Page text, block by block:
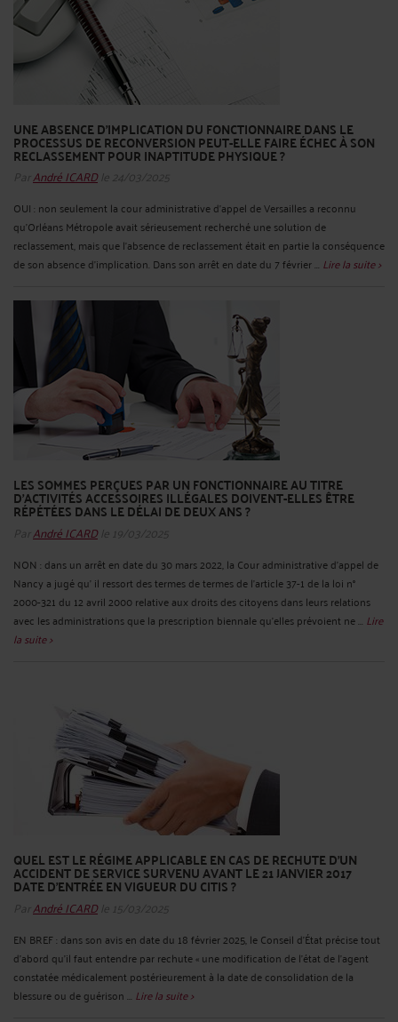
UNE ABSENCE D’IMPLICATION DU FONCTIONNAIRE DANS LE
PROCESSUS DE RECONVERSION PEUT-ELLE FAIRE ÉCHEC À SON
RECLASSEMENT POUR INAPTITUDE PHYSIQUE ?
ParAndré ICARDle 24/03/2025
OUI : non seulement la cour administrative d’appel de Versailles a reconnu
qu’Orléans Métropole avait sérieusement recherché une solution de
reclassement, mais que l’absence de reclassement était en partie la conséquence
de son absence d’implication. Dans son arrêt en date du 7 février ... Lire la suite >
LES SOMMES PERÇUES PAR UN FONCTIONNAIRE AU TITRE
D'ACTIVITÉS ACCESSOIRES ILLÉGALES DOIVENT-ELLES ÊTRE
RÉPÉTÉES DANS LE DÉLAI DE DEUX ANS ?
ParAndré ICARDle 19/03/2025
NON : dans un arrêt en date du 30 mars 2022, la Cour administrative d’appel de
Nancy a jugé qu’ il ressort des termes de termes de l'article 37-1 de la loi n°
2000-321 du 12 avril 2000 relative aux droits des citoyens dans leurs relations
avec les administrations que la prescription biennale qu'elles prévoient ne ... Lire
la suite >
QUEL EST LE RÉGIME APPLICABLE EN CAS DE RECHUTE D’UN
ACCIDENT DE SERVICE SURVENU AVANT LE 21 JANVIER 2017
DATE D’ENTRÉE EN VIGUEUR DU CITIS ?
ParAndré ICARDle 15/03/2025
EN BREF : dans son avis en date du 18 février 2025, le Conseil d’État précise tout
d’abord qu’il faut entendre par rechute « une modification de l’état de l’agent
constatée médicalement postérieurement à la date de consolidation de la
blessure ou de guérison ... Lire la suite >